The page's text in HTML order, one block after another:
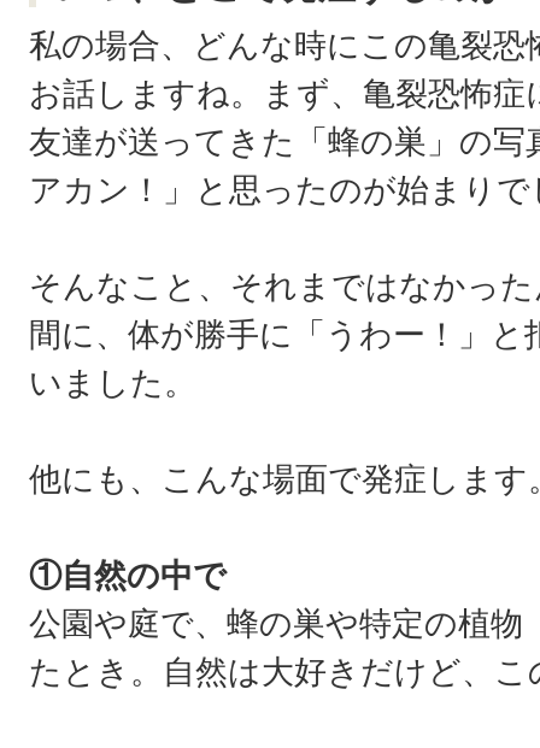
私の場合、どんな時にこの亀裂
お話しますね。まず、亀裂恐怖
友達が送ってきた「蜂の巣」の
アカン！」と思ったのが始まりで
そんなこと、それまではなかっ
間に、体が勝手に「うわー！」
いました。
他にも、こんな場面で発症します
①自然の中で
公園や庭で、蜂の巣や特定の植物
たとき。自然は大好きだけど、